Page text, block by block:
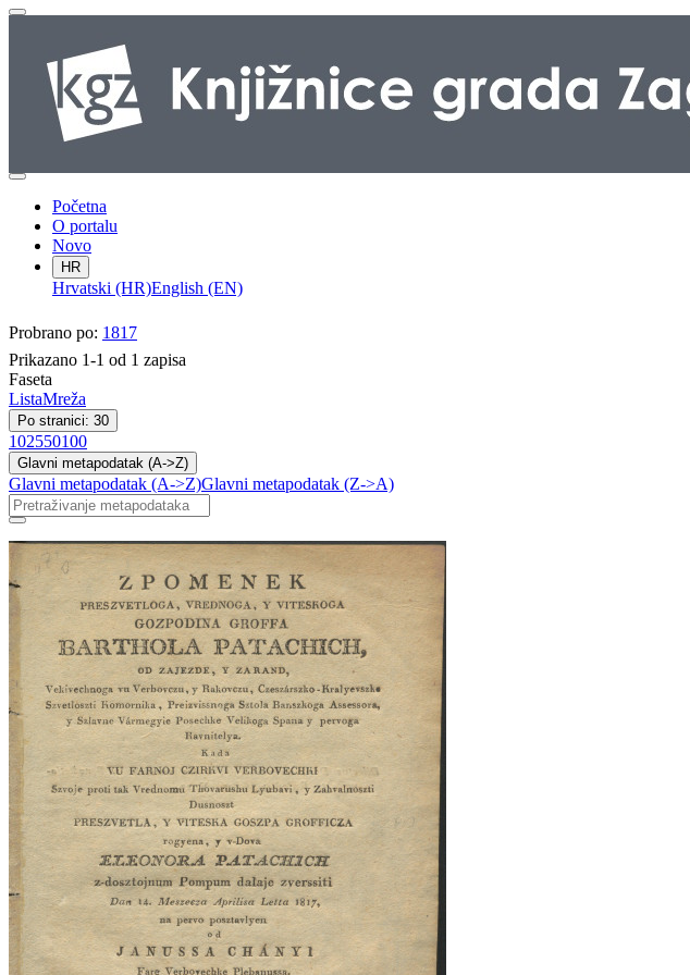
Početna
O portalu
Novo
HR
Hrvatski (HR)English (EN)
Probrano po: 1817
Prikazano 1-1 od 1 zapisa
Faseta
ListaMreža
Po stranici: 30
102550100
Glavni metapodatak (A->Z)
Glavni metapodatak (A->Z)Glavni metapodatak (Z->A)